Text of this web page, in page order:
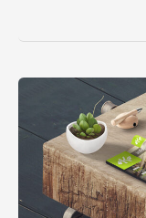
«infomagazin»
Ausgabe
Winter
2022